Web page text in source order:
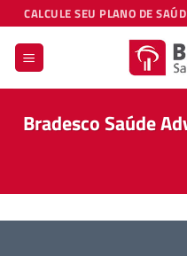
Skip
to
content
CALCULE SEU PLANO DE
Bradesco Saúde